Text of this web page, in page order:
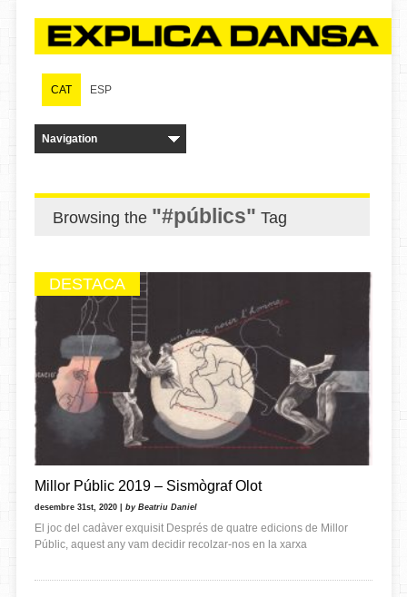
CAT ESP
Browsing the "#públics" Tag
DESTACA
Millor Públic 2019 – Sismògraf Olot
desembre 31st, 2020 | by Beatriu Daniel
El joc del cadàver exquisit Després de quatre edicions de Millor
Públic, aquest any vam decidir recolzar-nos en la xarxa